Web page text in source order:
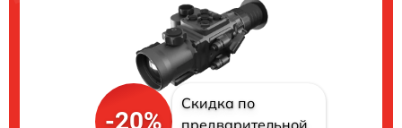
-20%
Скидка по